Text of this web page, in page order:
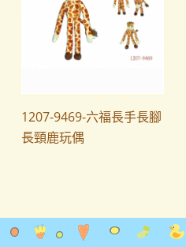
1207-9469-六福長手長腳
長頸鹿玩偶